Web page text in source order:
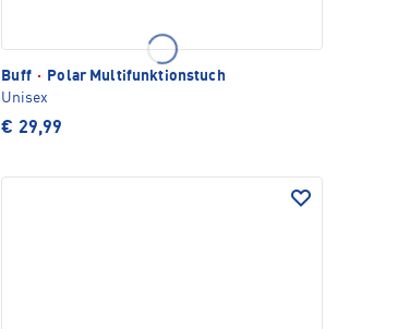
Buff ·
Polar Multifunktionstuch
Unisex
€ 29,99